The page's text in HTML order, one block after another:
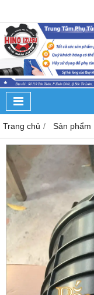
Trang chủ Sản phẩm